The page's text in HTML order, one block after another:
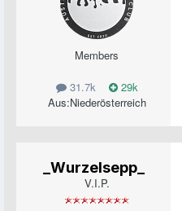
Members
31.7k
29k
Aus:Niederösterreich
_Wurzelsepp_
V.I.P.